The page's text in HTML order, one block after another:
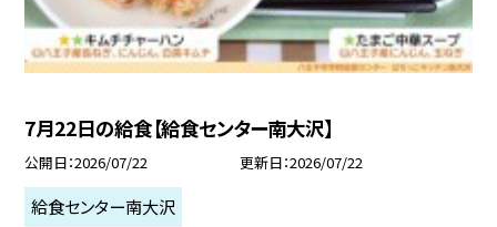
7月22日の給食【給食センター南大沢】
公開日 2026/07/22 更新日 2026/07/22
給食センター南大沢